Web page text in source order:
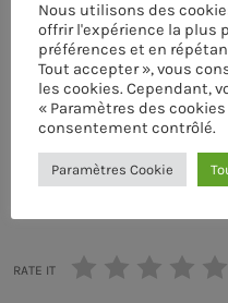
TEAM
PRIVACY POLICY
CUSTOM PLAYER
ÉCRIT PAR:PASCAL
RATE IT
Nous utilisons des
offrir l'expérience la plus
préférences et en
Tout accepter », vous
les cookies. Cependant,
« Paramètres des
consentement contrôlé.
Paramètres Cookie